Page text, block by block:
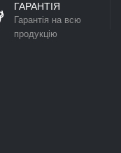
ГАРАНТІЯ
Гарантія на всю
продукцію